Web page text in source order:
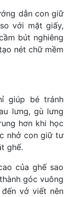
dẫn con giữ
với mặt giấy,
bút nghiêng
nét chữ mềm
giúp bé tránh
lưng, gù lưng
hơn khi học
nhở con giữ tư
ghế.
của ghế sao
góc vuông
vở viết nên